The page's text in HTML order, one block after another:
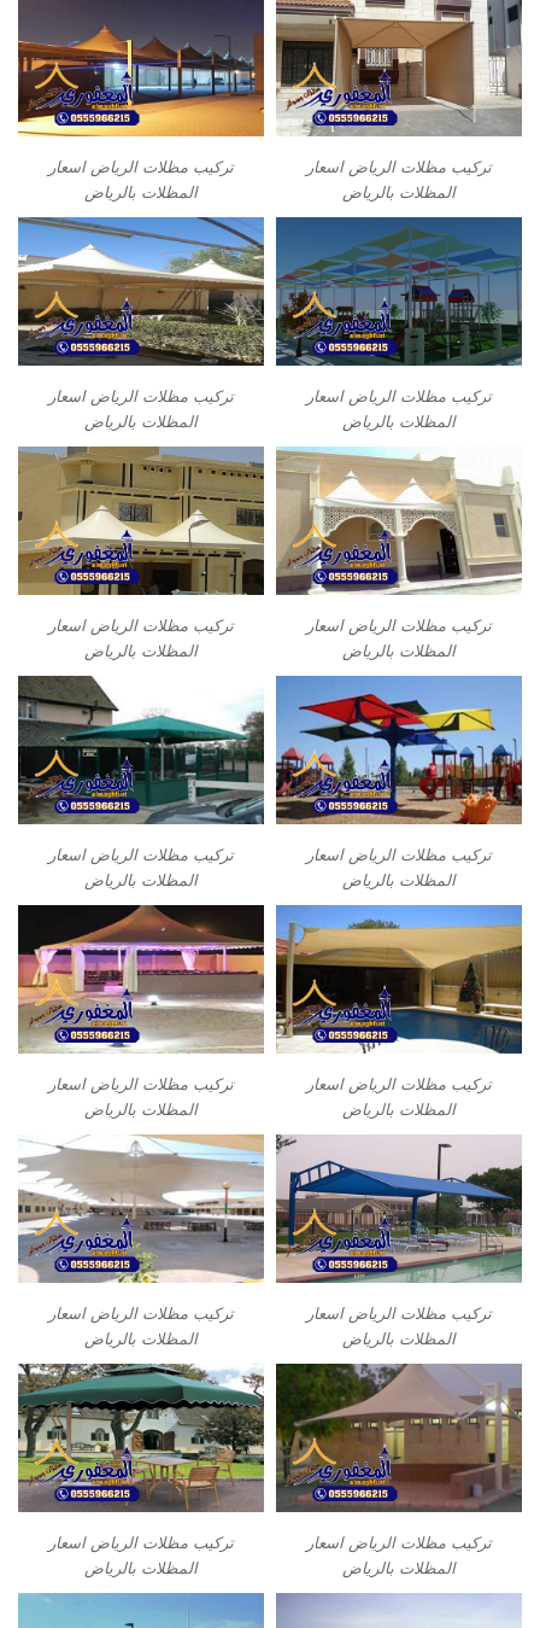
تركيب مظلات الرياض اسعار
المظلات بالرياض
تركيب مظلات الرياض اسعار
المظلات بالرياض
تركيب مظلات الرياض اسعار
المظلات بالرياض
تركيب مظلات الرياض اسعار
المظلات بالرياض
تركيب مظلات الرياض اسعار
المظلات بالرياض
تركيب مظلات الرياض اسعار
المظلات بالرياض
تركيب مظلات الرياض اسعار
المظلات بالرياض
تركيب مظلات الرياض اسعار
المظلات بالرياض
تركيب مظلات الرياض اسعار
المظلات بالرياض
تركيب مظلات الرياض اسعار
المظلات بالرياض
تركيب مظلات الرياض اسعار
المظلات بالرياض
تركيب مظلات الرياض اسعار
المظلات بالرياض
تركيب مظلات الرياض اسعار
المظلات بالرياض
تركيب مظلات الرياض اسعار
المظلات بالرياض